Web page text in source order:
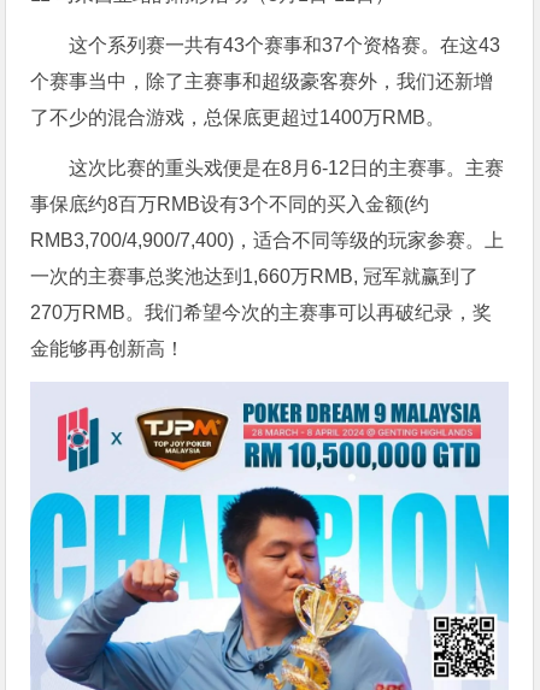
这个系列赛一共有43个赛事和37个资格赛。在这43
个赛事当中，除了主赛事和超级豪客赛外，我们还新增
了不少的混合游戏，总保底更超过1400万RMB。
这次比赛的重头戏便是在8月6-12日的主赛事。主赛
事保底约8百万RMB设有3个不同的买入金额(约
RMB3,700/4,900/7,400)，适合不同等级的玩家参赛。上
一次的主赛事总奖池达到1,660万RMB, 冠军就赢到了
270万RMB。我们希望今次的主赛事可以再破纪录，奖
金能够再创新高！